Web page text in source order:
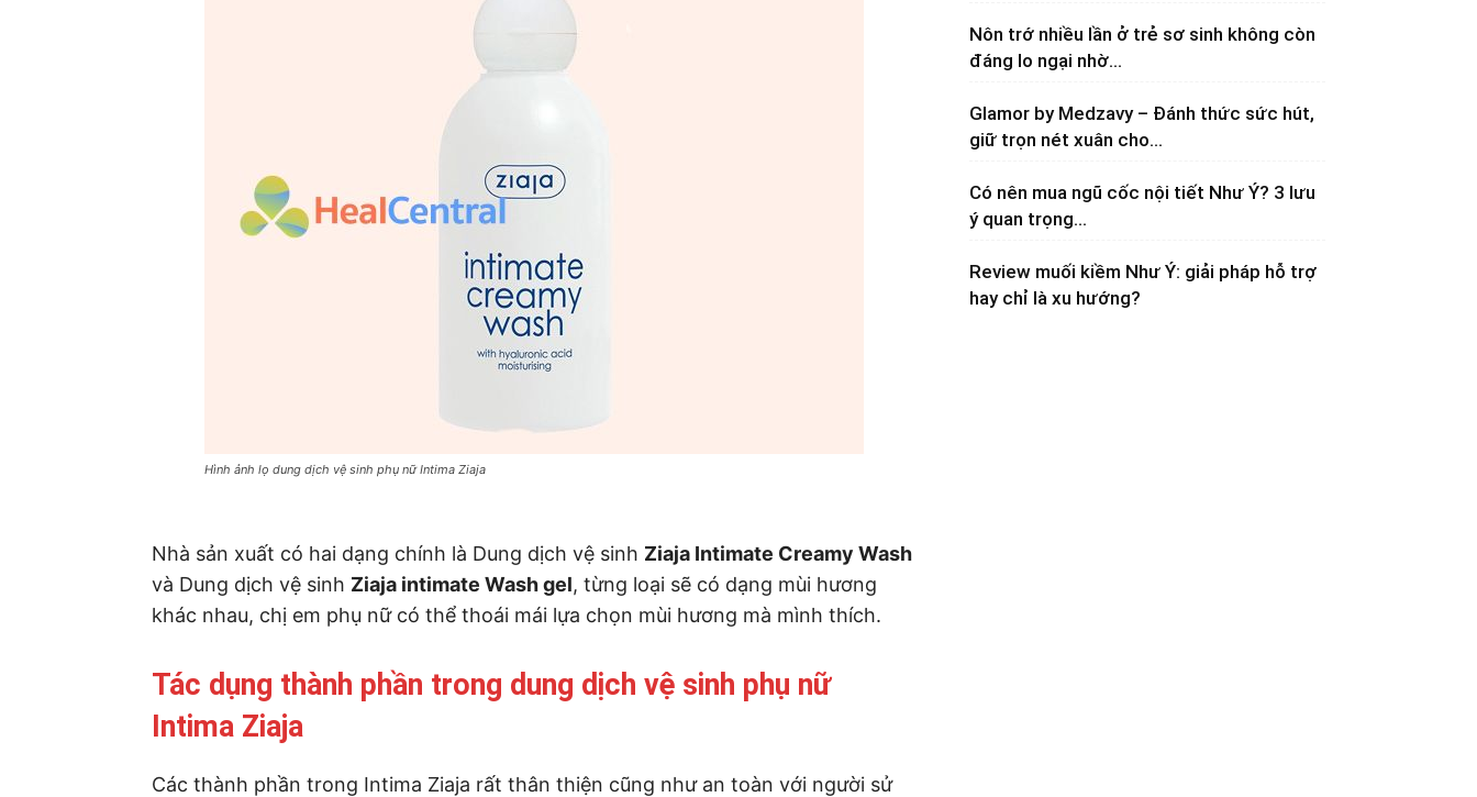
Hình ảnh lọ dung dịch vệ sinh phụ nữ Intima Ziaja
Nhà sản xuất có hai dạng chính là Dung dịch vệ sinh Ziaja Intimate Creamy Wash
và Dung dịch vệ sinh Ziaja intimate Wash gel, từng loại sẽ có dạng mùi hương
khác nhau, chị em phụ nữ có thể thoái mái lựa chọn mùi hương mà mình thích.
Tác dụng thành phần trong dung dịch vệ sinh phụ nữ
Intima Ziaja
Các thành phần trong Intima Ziaja rất thân thiện cũng như an toàn với người sử
Nôn trớ nhiều lần ở trẻ sơ sinh không còn
đáng lo ngại nhờ...
Glamor by Medzavy – Đánh thức sức hút,
giữ trọn nét xuân cho...
Có nên mua ngũ cốc nội tiết Như Ý? 3 lưu
ý quan trọng...
Review muối kiềm Như Ý: giải pháp hỗ trợ
hay chỉ là xu hướng?